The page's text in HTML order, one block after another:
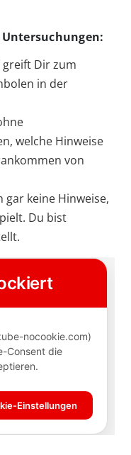
greift Dir zum
in der
welche Hinweise
von
gar keine Hinweise,
Du bist